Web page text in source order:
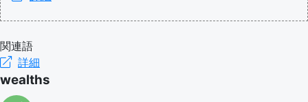
関連語
詳細
wealths